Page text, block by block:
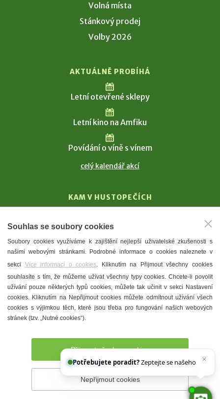
Volná místa
Stánkový prodej
Volby 2026
AKTUÁLNĚ PROBÍHÁ
Letní otevřené sklepy
Letní kino na Amfiku
Povídání o víně s vínem
celý kalendář akcí
KAM V HUSTOPEČÍCH
T. G. Masaryk
Mandloně
Ubytování
Restaurace
Městské muzeum a galerie
Denní meníčka
Prohlášení o přístupnosti Správce webu
Souhlas se soubory cookies
Soubory cookies využíváme k zajištění nejlepší uživatelské zkušenosti s
našimi webovými stránkami. Podrobné informace o cookies naleznete v
sekci Více informací o cookies. Kliknutím na Přijmout všechny cookies
souhlasíte s tím, že můžeme užívat všechny typy cookies. Chcete-li povolit
užívání pouze některých typů cookies, můžete tak učinit v sekci Nastavení
cookies. Kliknutím na Nepřijmout cookies můžete odmítnout užívání všech
cookies s výjimkou těch, které jsou třeba pro fungování našich webových
stránek (tzv. „Nutné cookies“).
Přijmout všechny cookies
Nepřijmout cookies
Potřebujete poradit? Zeptejte se našeho asistenta